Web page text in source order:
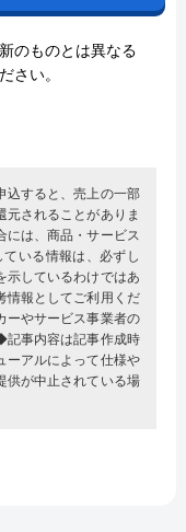
のものとは異なる
さい。
すると、売上の一部
されることがありま
は、商品・サービス
いる情報は、必ずし
示しているわけではあ
情報としてご利用くだ
ーやサービス事業者の
事内容は記事作成時
ーアルによって仕様や
供が中止されている場